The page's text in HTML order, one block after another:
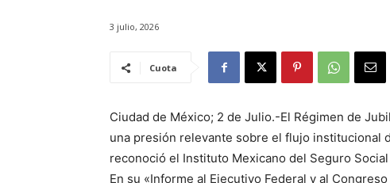
3 julio, 2026
Cuota
Ciudad de México; 2 de Julio.-El Régimen de
una presión relevante sobre el flujo institucional
reconoció el Instituto Mexicano del Seguro Social
En su «Informe al Ejecutivo Federal y al